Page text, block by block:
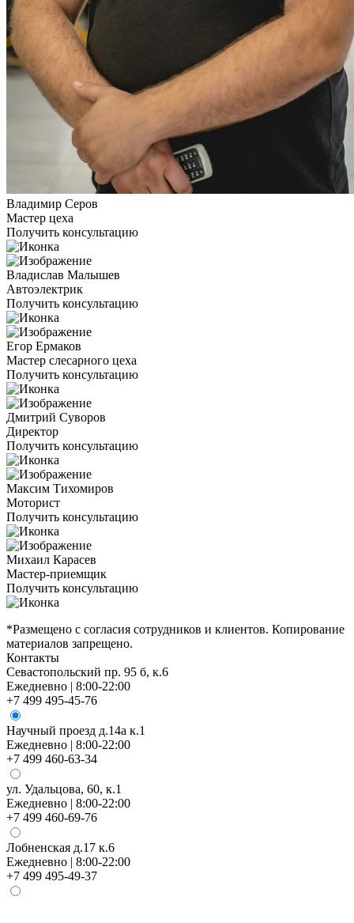
Владимир Серов
Мастер цеха
Получить консультацию
Владислав Малышев
Автоэлектрик
Получить консультацию
Егор Ермаков
Мастер слесарного цеха
Получить консультацию
Дмитрий Суворов
Директор
Получить консультацию
Максим Тихомиров
Моторист
Получить консультацию
Михаил Карасев
Мастер-приемщик
Получить консультацию
*Размещено с согласия сотрудников и клиентов. Копирование
материалов запрещено.
Контакты
Севастопольский пр. 95 б, к.6
Ежедневно | 8:00-22:00
+7 499 495-45-76
Научный проезд д.14а к.1
Ежедневно | 8:00-22:00
+7 499 460-63-34
ул. Удальцова, 60, к.1
Ежедневно | 8:00-22:00
+7 499 460-69-76
Лобненская д.17 к.6
Ежедневно | 8:00-22:00
+7 499 495-49-37